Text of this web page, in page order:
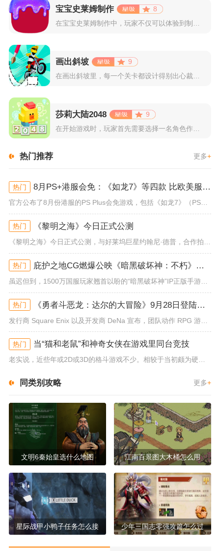
宝宝史莱姆制作
8
画出斜坡
9
莎莉大陆2048
9
热门推荐 更多+
热门 8月PS+港服会免：《如龙7》等四款 比欧美服多一款
官方公布了8月份港服的PS Plus会免游戏，包括《如龙7》（PS4/PS5）、《小小梦魇》（PS4）、《托尼霍克职业滑...
热门 《黎明之海》今日正式公测
热门 庇护之地CG燃爆公映《暗黑破坏神：不朽》今日全平台上线
虽迟但到，1500万国服玩家翘首以盼的“暗黑破坏神”IP正版手游《暗黑破坏神：不朽》已于今日全平台上线！动作RPG王者再...
热门 《勇者斗恶龙：达尔的大冒险》9月28日登陆苹果谷歌应用商店
发行商 Square Enix 以及开发商 DeNa 宣布，团队动作 RPG 游戏《勇者斗恶龙：达尔的大冒险 魂之绊》将...
热门 当“猫和老鼠”和神奇女侠在游戏里同台竞技
老实说，近些年或2D或3D的格斗游戏不少。相较于当初颇为硬核的难度。如今这类游戏大都以较低的游玩门槛，独特的技能机制吸引...
同类别攻略 更多+
文明6秦始皇选什么地图 江南百景图大木桶怎么用
星际战甲小鸭子任务怎么接 少年三国志零强攻篇怎么过